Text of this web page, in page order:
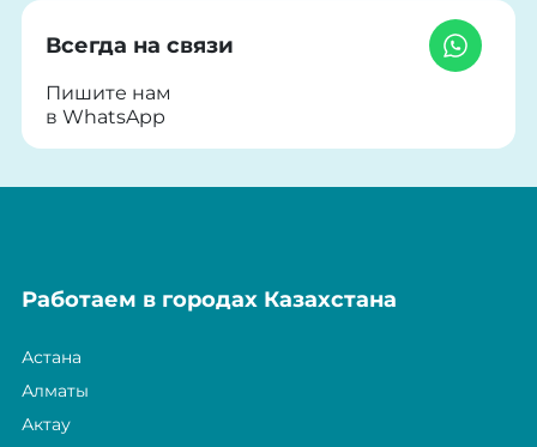
Всегда на связи
Пишите нам
в WhatsApp
Работаем в городах Казахстана
Астана
Алматы
Актау